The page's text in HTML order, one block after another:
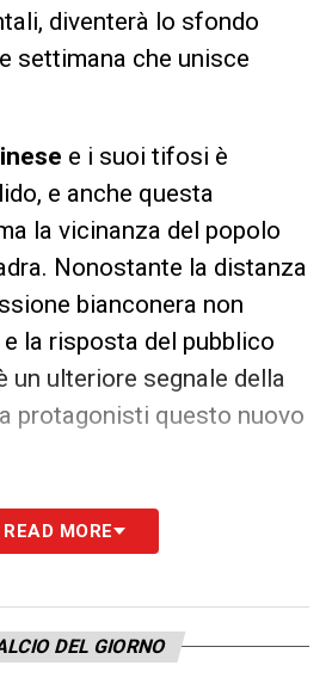
diventerà lo sfondo
settimana che unisce
e i suoi tifosi è
e anche questa
la vicinanza del popolo
Nonostante la distanza
bianconera non
la risposta del pubblico
un ulteriore segnale della
protagonisti questo nuovo
le forze dell’ordine stanno
piano di sicurezza per
è far sì che l’evento si
READ MORE
DEL GIORNO